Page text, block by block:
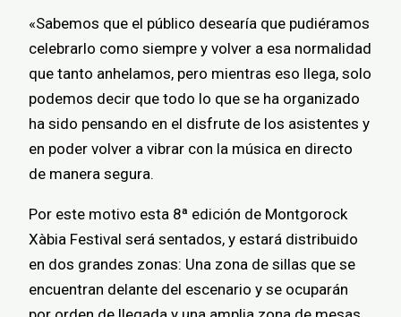
«Sabemos que el público desearía que pudiéramos
celebrarlo como siempre y volver a esa normalidad
que tanto anhelamos, pero mientras eso llega, solo
podemos decir que todo lo que se ha organizado
ha sido pensando en el disfrute de los asistentes y
en poder volver a vibrar con la música en directo
de manera segura.
Por este motivo esta 8ª edición de Montgorock
Xàbia Festival será sentados, y estará distribuido
en dos grandes zonas: Una zona de sillas que se
encuentran delante del escenario y se ocuparán